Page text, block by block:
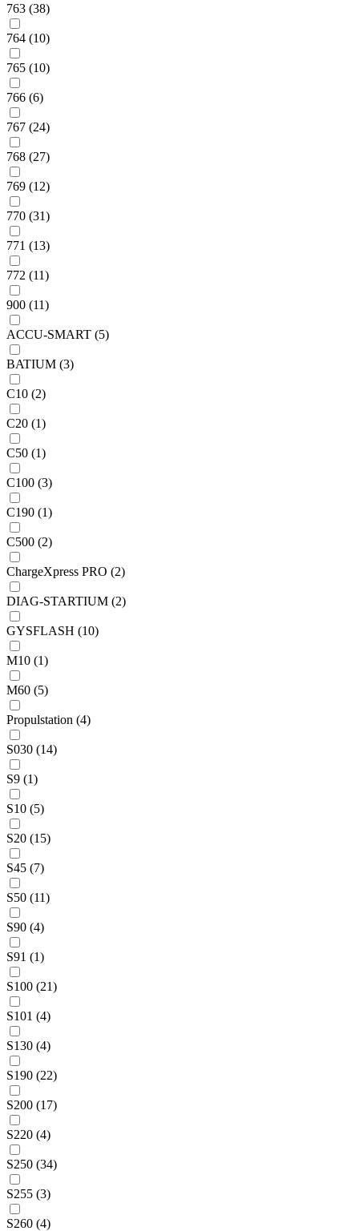
763 (38)
764 (10)
765 (10)
766 (6)
767 (24)
768 (27)
769 (12)
770 (31)
771 (13)
772 (11)
900 (11)
ACCU-SMART (5)
BATIUM (3)
C10 (2)
C20 (1)
C50 (1)
C100 (3)
C190 (1)
C500 (2)
ChargeXpress PRO (2)
DIAG-STARTIUM (2)
GYSFLASH (10)
M10 (1)
M60 (5)
Propulstation (4)
S030 (14)
S9 (1)
S10 (5)
S20 (15)
S45 (7)
S50 (11)
S90 (4)
S91 (1)
S100 (21)
S101 (4)
S130 (4)
S190 (22)
S200 (17)
S220 (4)
S250 (34)
S255 (3)
S260 (4)